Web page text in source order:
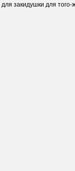
закидушки для того-